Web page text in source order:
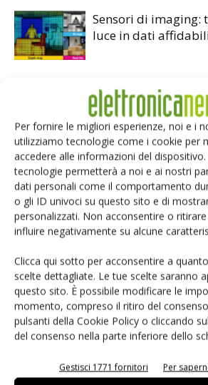
Per fornire le migliori esperienze, noi e i
utilizziamo tecnologie come i cookie per
accedere alle informazioni del
tecnologie permetterà a noi e ai nostri
dati personali come il comportamento
o gli ID univoci su questo sito e di
personalizzati. Non acconsentire o
influire negativamente su alcune
Clicca qui sotto per acconsentire a
scelte dettagliate. Le tue scelte saranno
questo sito. È possibile modificare le
momento, compreso il ritiro del
pulsanti della Cookie Policy o cliccando
del consenso nella parte inferiore dello
Gestisci 1771 fornitori Per
Sensori di imaging:
luce in dati
Arduino UNO Q, la
MPU-MCU per
LASCIA UN COMMENTO